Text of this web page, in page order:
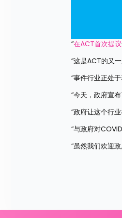
“在ACT首次提议
“这是ACT的又
“事件行业正处
“今天，政府宣
“政府让这个行
“与政府对
“虽然我们欢迎